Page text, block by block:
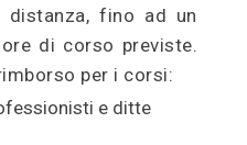
fino ad un
di corso previste.
per i corsi:
e ditte